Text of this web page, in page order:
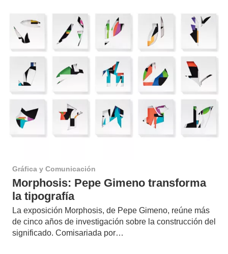
Gráfica y Comunicación
Morphosis: Pepe Gimeno transforma
la tipografía
La exposición Morphosis, de Pepe Gimeno, reúne más
de cinco años de investigación sobre la construcción del
significado. Comisariada por…